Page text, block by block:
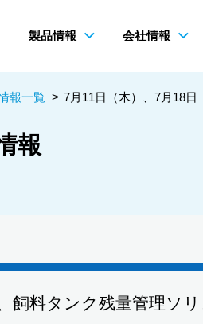
製品情報 会社情報
報一覧 > 7月11日（木）、7月18日
報
飼料タンク残量管理ソ